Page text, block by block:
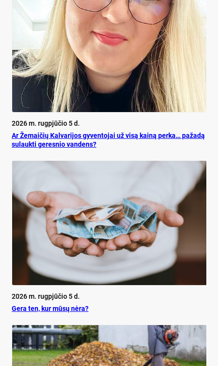
2026 m. rugpjūčio 5 d.
Ar Že­mai­čių Kal­va­ri­jos gy­ven­to­jai už vi­są kai­ną per­ka… pa­ža­dą
su­lauk­ti ge­res­nio van­dens?
2026 m. rugpjūčio 5 d.
Ge­ra ten, kur mū­sų nė­ra?